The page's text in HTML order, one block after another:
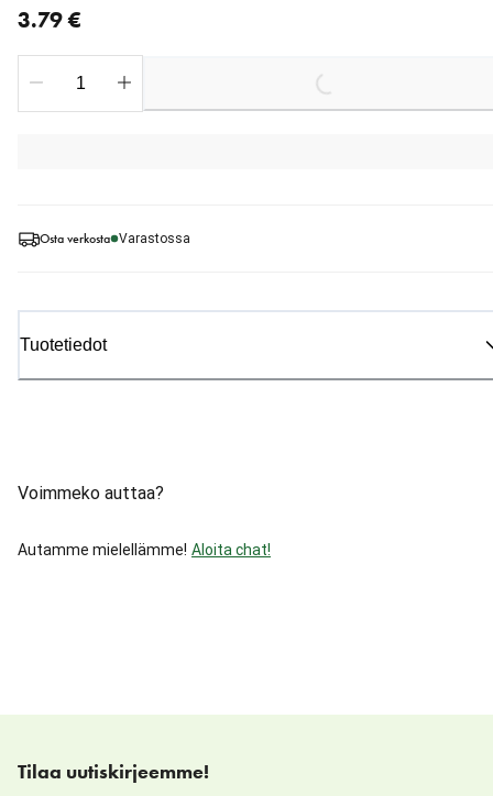
Osta verkosta Varastossa
Tuotetiedot
Voimmeko auttaa?
Autamme mielellämme! Aloita chat!
3.79 €
Loading...
Tilaa uutiskirjeemme!